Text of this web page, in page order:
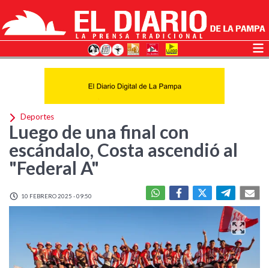
Deportes
Luego de una final con
escándalo, Costa ascendió al
"Federal A"
10 FEBRERO 2025 - 09:50